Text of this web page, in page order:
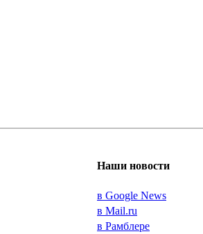
Наши новости
в Google News
в Mail.ru
в Рамблере